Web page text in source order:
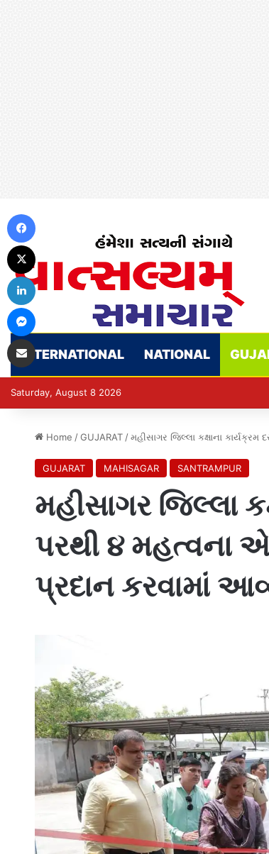
INTERNATIONAL NATIONAL
Saturday, August 8 2026
Home / GUJARAT / મહીસાગર જિલ્લા કક્ષાના
GUJARAT MAHISAGAR SANTRAMPUR
મહીસાગર જિલ્લા
પરથી ૪
પ્રદાન કરવામાં
LinkedIn